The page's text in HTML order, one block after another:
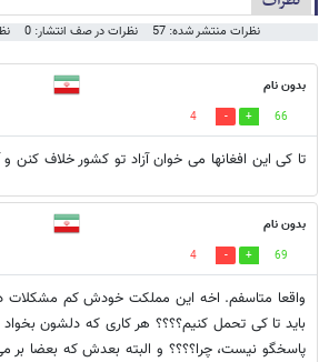
نظرات منتشر شده: 57 نظرات در صف انتشار: 0
بدون نام
66
4
تا کی این افغانها می خوان آزاد تو کشور خلاف کنن و
بدون نام
69
4
واقعا متاسفم. اخه این مملکت خودش کم مشکلات
باید تا کی تحمل کنیم؟؟؟؟ هر کاری که دلشون
پاسخگو نیست، چرا؟؟؟؟ و البته بعدش که بعضا بر